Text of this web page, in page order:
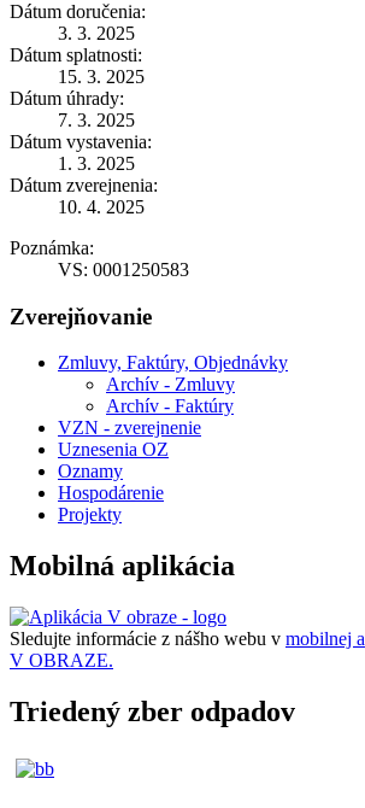
Dátum doručenia:
3. 3. 2025
Dátum splatnosti:
15. 3. 2025
Dátum úhrady:
7. 3. 2025
Dátum vystavenia:
1. 3. 2025
Dátum zverejnenia:
10. 4. 2025
Poznámka:
VS: 0001250583
Zverejňovanie
Zmluvy, Faktúry, Objednávky
Archív - Zmluvy
Archív - Faktúry
VZN - zverejnenie
Uznesenia OZ
Oznamy
Hospodárenie
Projekty
Mobilná aplikácia
Sledujte informácie z nášho webu v mobilnej
V OBRAZE.
Triedený zber odpadov